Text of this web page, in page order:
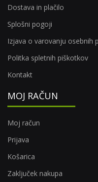
Dostava in plačilo
Splošni pogoji
Izjava o varovanju osebnih
Politka spletnih piškotkov
Kontakt
MOJ RAČUN
Moj račun
Prijava
Košarica
Zaključek nakupa